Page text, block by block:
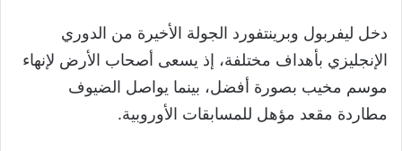
دخل ليفربول وبرينتفورد الجولة الأخيرة من الدوري
الإنجليزي بأهداف مختلفة، إذ يسعى أصحاب الأرض لإنهاء
موسم مخيب بصورة أفضل، بينما يواصل الضيوف
مطاردة مقعد مؤهل للمسابقات الأوروبية.